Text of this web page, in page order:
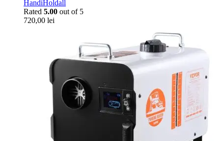
HandiHoldall
Rated 5.00 out of 5
720,00 lei